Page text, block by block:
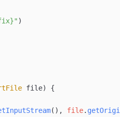
)
file)
{
(), file.